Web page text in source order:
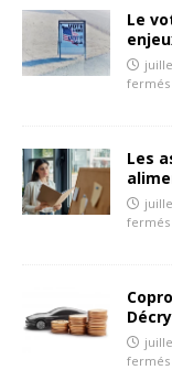
Le
fermés
Les
fermés
fermés